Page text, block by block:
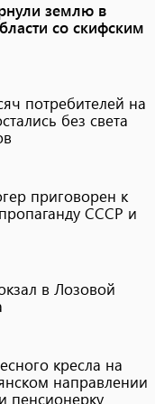
землю в
со скифским
потребителей на
без света
приговорен к
СССР и
в Лозовой
кресла на
направлении
пенсионерку